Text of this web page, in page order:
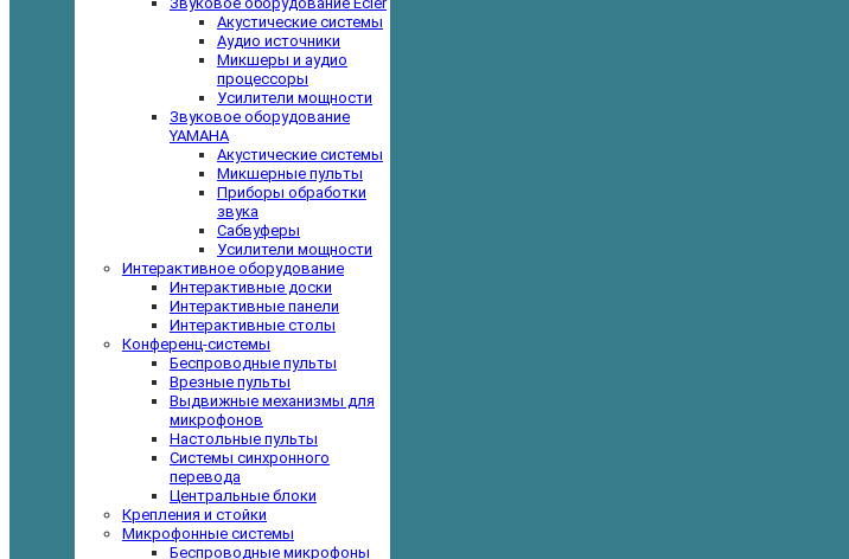
Акустические системы
Аудио источники
Микшеры и аудио
процессоры
Усилители мощности
Звуковое оборудование
YAMAHA
Акустические системы
Микшерные пульты
Приборы обработки
звука
Сабвуферы
Усилители мощности
Интерактивное оборудование
Интерактивные доски
Интерактивные панели
Интерактивные столы
Конференц-системы
Беспроводные пульты
Врезные пульты
Выдвижные механизмы для
микрофонов
Настольные пульты
Системы синхронного
перевода
Центральные блоки
Крепления и стойки
Микрофонные системы
Беспроводные микрофоны